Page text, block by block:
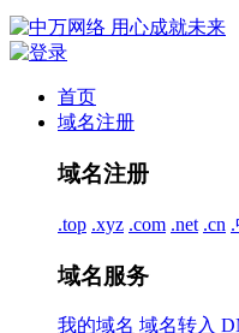
首页
域名注册
域名注册
.top .xyz .com .net .cn
域名服务
我的域名 域名转入